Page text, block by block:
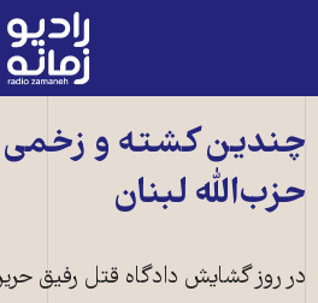
رادیو
زمانه
صفحه
چندين کشته و زخمی
حزب‌الله لبنان
در روز گشايش دادگاه قتل رفيق